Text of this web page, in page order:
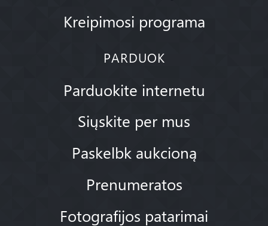
Kreipimosi programa
PARDUOK
Parduokite internetu
Siųskite per mus
Paskelbk aukcioną
Prenumeratos
Fotografijos patarimai